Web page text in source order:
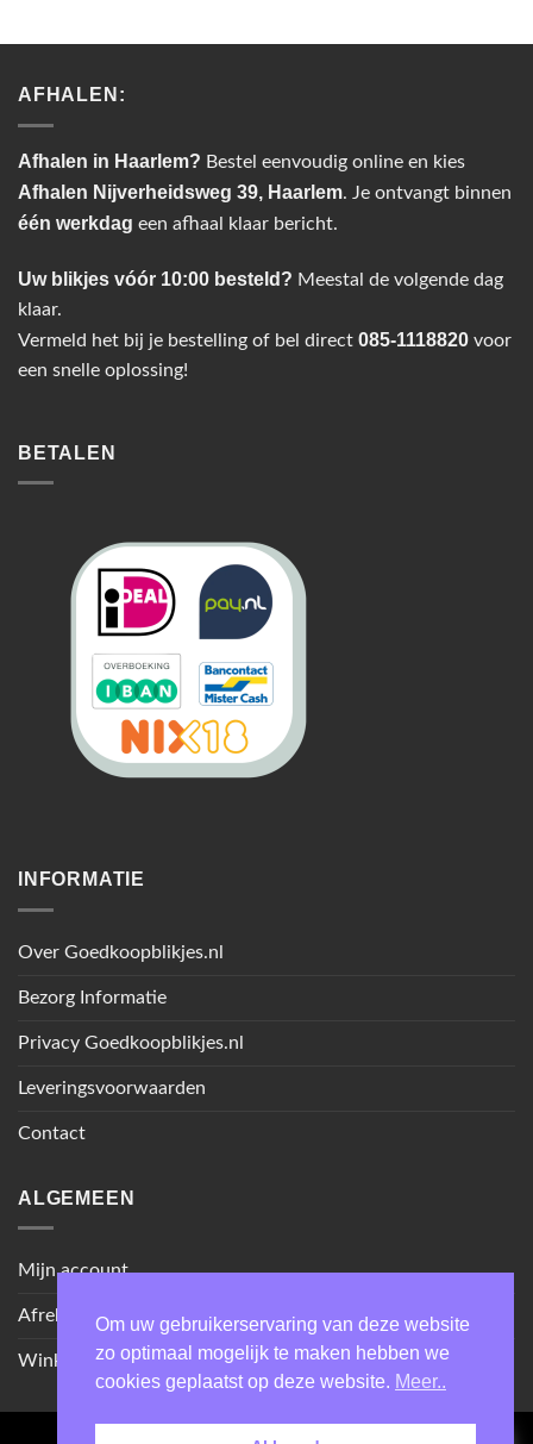
AFHALEN:
Afhalen in Haarlem? Bestel eenvoudig online en kies
Afhalen Nijverheidsweg 39, Haarlem. Je ontvangt binnen
één werkdag een afhaal klaar bericht.
Uw blikjes vóór 10:00 besteld? Meestal de volgende dag
klaar.
Vermeld het bij je bestelling of bel direct 085-1118820 voor
een snelle oplossing!
BETALEN
INFORMATIE
Over Goedkoopblikjes.nl
Bezorg Informatie
Privacy Goedkoopblikjes.nl
Leveringsvoorwaarden
Contact
ALGEMEEN
Mijn account
Afrekenen
Winkel
Om uw gebruikerservaring van deze website
zo optimaal mogelijk te maken hebben we
cookies geplaatst op deze website. Meer..